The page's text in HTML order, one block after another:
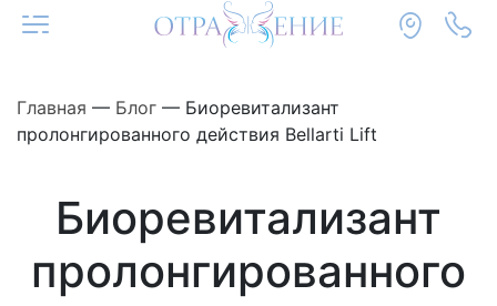
Главная — Блог — Биоревитализант
пролонгированного действия Bellarti Lift
Биоревитализант
пролонгированного